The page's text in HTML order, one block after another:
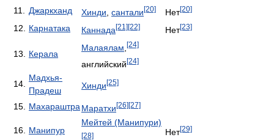
11. Джаркханд Хинди сантали[20] Нет[20]
12. Карнатака Каннада[21][22] Нет[23]
13. Керала
Малаялам [24]
английский[24]
14.
Мадхья-
Прадеш
Хинди[25]
15. Махараштра Маратхи[26][27]
16. Манипур
Мейтей (Манипури)
[28] Нет[29]